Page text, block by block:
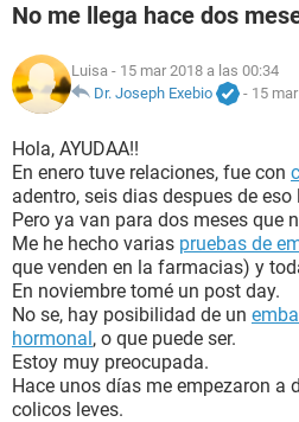
NUTRICIÓN
BIENESTAR
SEXUALIDAD
GLOSARIO
No me llega hace dos
Luisa - 15 mar 2018 a las 00:34
Dr. Joseph Exebio
- 15
Hola, AYUDAA!!
En enero tuve relaciones, fue con
adentro, seis dias despues de
Pero ya van para dos meses que
Me he hecho varias pruebas de
que venden en la farmacias) y
En noviembre tomé un post day.
No se, hay posibilidad de un
hormonal, o que puede ser.
Estoy muy preocupada.
Hace unos días me empezaron a
colicos leves.